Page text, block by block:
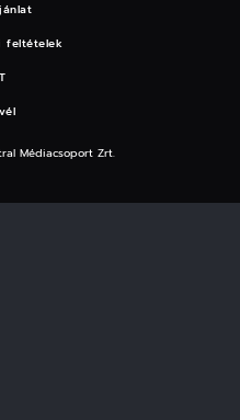
feltételek
Médiacsoport Zrt.